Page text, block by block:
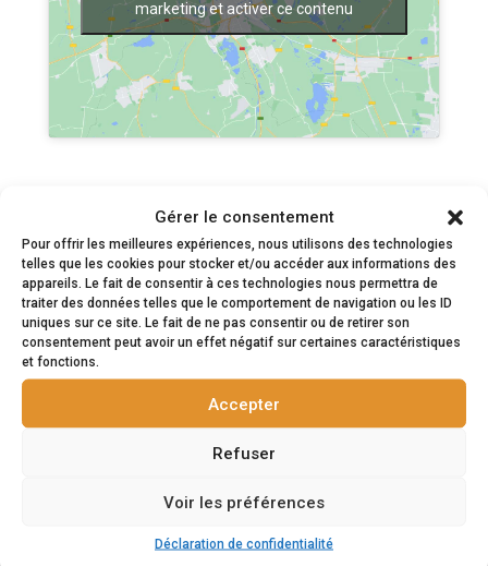
Gérer le consentement
Pour offrir les meilleures expériences, nous utilisons des technologies
telles que les cookies pour stocker et/ou accéder aux informations des
appareils. Le fait de consentir à ces technologies nous permettra de
traiter des données telles que le comportement de navigation ou les ID
uniques sur ce site. Le fait de ne pas consentir ou de retirer son
consentement peut avoir un effet négatif sur certaines caractéristiques
et fonctions.
Accepter
Refuser
Voir les préférences
Déclaration de confidentialité
marketing et activer ce contenu
Envoyez-nous un
message
Nous nous ferons un plaisir de répondre à
Envoyez-nous un message via le formulaire
ci-dessous pour nous faire part de vos